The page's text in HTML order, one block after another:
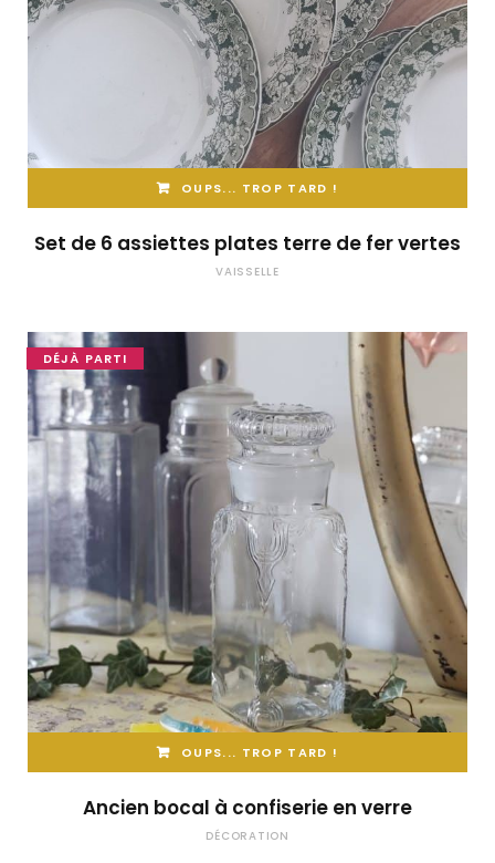
OUPS... TROP TARD !
Set de 6 assiettes plates terre de fer vertes
VAISSELLE
DÉJÀ PARTI
OUPS... TROP TARD !
Ancien bocal à confiserie en verre
DÉCORATION